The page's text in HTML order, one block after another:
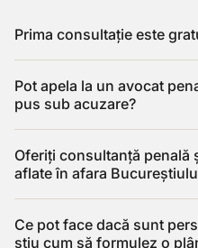
Prima consultație este
Pot apela la un avocat
pus sub acuzare?
Oferiți consultanță penală
aflate în afara
Ce pot face dacă sunt
știu cum să formulez o